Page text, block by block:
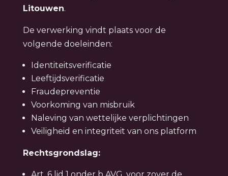
Litouwen.
De verwerking vindt plaats voor de
volgende doeleinden:
Identiteitsverificatie
Leeftijdsverificatie
Fraudepreventie
Voorkoming van misbruik
Naleving van wettelijke verplichtingen
Veiligheid en integriteit van ons platform
Rechtsgrondslag: